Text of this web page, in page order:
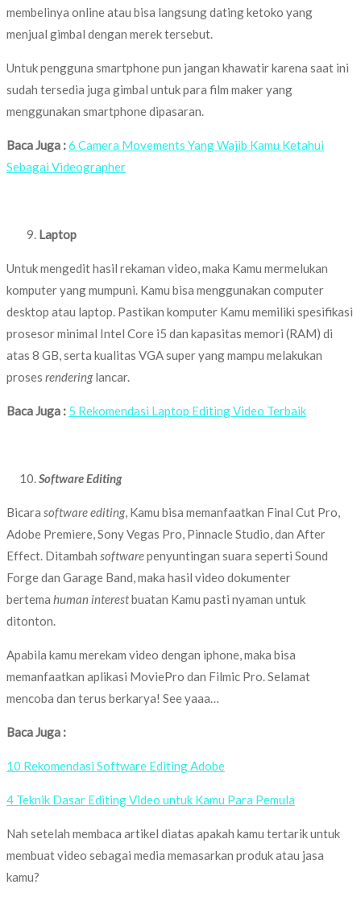
membelinya online atau bisa langsung dating ketoko yang
menjual gimbal dengan merek tersebut.
Untuk pengguna smartphone pun jangan khawatir karena saat ini
sudah tersedia juga gimbal untuk para film maker yang
menggunakan smartphone dipasaran.
Baca Juga :6 Camera Movements Yang Wajib Kamu Ketahui
Sebagai Videographer
Laptop
Untuk mengedit hasil rekaman video, maka Kamu mermelukan
komputer yang mumpuni. Kamu bisa menggunakan computer
desktop atau laptop. Pastikan komputer Kamu memiliki spesifikasi
prosesor minimal Intel Core i5 dan kapasitas memori (RAM) di
atas 8 GB, serta kualitas VGA super yang mampu melakukan
proses renderinglancar.
Baca Juga : 5 Rekomendasi Laptop Editing Video Terbaik
Software Editing
Bicara software editing, Kamu bisa memanfaatkan Final Cut Pro,
Adobe Premiere, Sony Vegas Pro, Pinnacle Studio, dan After
Effect. Ditambah softwarepenyuntingan suara seperti Sound
Forge dan Garage Band, maka hasil video dokumenter
bertema human interestbuatan Kamu pasti nyaman untuk
ditonton.
Apabila kamu merekam video dengan iphone, maka bisa
memanfaatkan aplikasi MoviePro dan Filmic Pro. Selamat
mencoba dan terus berkarya! See yaaa…
Baca Juga :
10 Rekomendasi Software Editing Adobe
4 Teknik Dasar Editing Video untuk Kamu Para Pemula
Nah setelah membaca artikel diatas apakah kamu tertarik untuk
membuat video sebagai media memasarkan produk atau jasa
kamu?